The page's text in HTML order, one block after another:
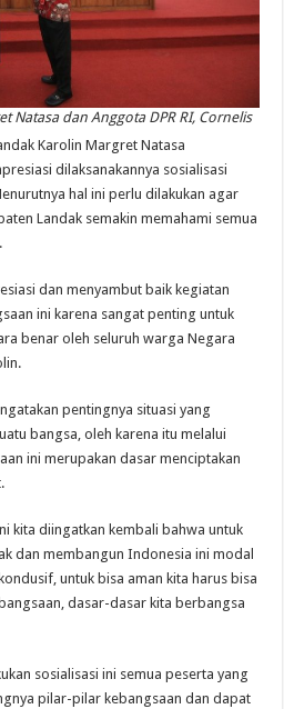
Natasa dan Anggota DPR RI, Cornelis
Karolin Margret Natasa
dilaksanakannya sosialisasi
hal ini perlu dilakukan agar
Landak semakin memahami semua
dan menyambut baik kegiatan
ini karena sangat penting untuk
benar oleh seluruh warga Negara
pentingnya situasi yang
bangsa, oleh karena itu melalui
ini merupakan dasar menciptakan
kita diingatkan kembali bahwa untuk
dan membangun Indonesia ini modal
untuk bisa aman kita harus bisa
dasar-dasar kita berbangsa
sosialisasi ini semua peserta yang
pilar-pilar kebangsaan dan dapat